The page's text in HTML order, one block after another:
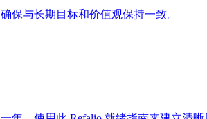
保与长期目标和价值观保持一致。